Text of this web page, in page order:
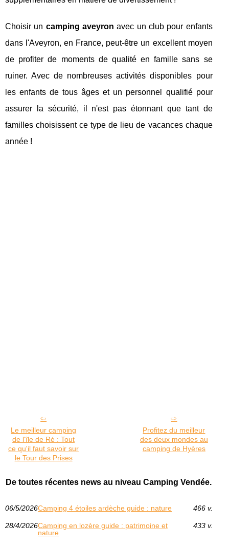
Choisir un camping aveyronavec un club pour enfants
dans l'Aveyron, en France, peut-être un excellent moyen
de profiter de moments de qualité en famille sans se
ruiner. Avec de nombreuses activités disponibles pour
les enfants de tous âges et un personnel qualifié pour
assurer la sécurité, il n'est pas étonnant que tant de
familles choisissent ce type de lieu de vacances chaque
année !
Le meilleur camping
de l'île de Ré : Tout
ce qu'il faut savoir sur
le Tour des Prises
Profitez du meilleur
des deux mondes au
camping de Hyères
De toutes récentes news au niveau Camping Vendée.
06/5/2026Camping 4 étoiles ardèche guide : nature 466 v.
28/4/2026Camping en lozère guide : patrimoine et
nature
433 v.